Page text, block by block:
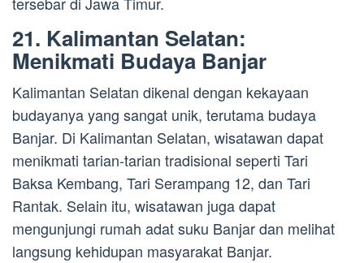
21. Kalimantan Selatan:
Menikmati Budaya Banjar
Kalimantan Selatan dikenal dengan kekayaan
budayanya yang sangat unik, terutama budaya
Banjar. Di Kalimantan Selatan, wisatawan dapat
menikmati tarian-tarian tradisional seperti Tari
Baksa Kembang, Tari Serampang 12, dan Tari
Rantak. Selain itu, wisatawan juga dapat
mengunjungi rumah adat suku Banjar dan melihat
langsung kehidupan masyarakat Banjar.